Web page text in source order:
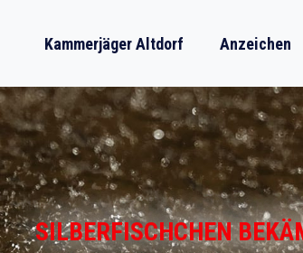
Kammerjäger Altdorf Anzeichen
SILBERFISCHCHEN